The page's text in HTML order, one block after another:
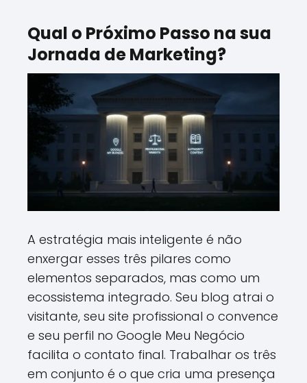
Qual o Próximo Passo na sua
Jornada de Marketing?
A estratégia mais inteligente é não
enxergar esses três pilares como
elementos separados, mas como um
ecossistema integrado. Seu blog atrai o
visitante, seu site profissional o convence
e seu perfil no Google Meu Negócio
facilita o contato final. Trabalhar os três
em conjunto é o que cria uma presença